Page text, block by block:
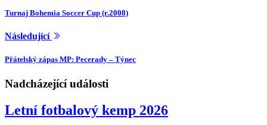
Turnaj Bohemia Soccer Cup (r.2008)
Následující
Přátelský zápas MP: Pecerady – Týnec
Nadcházející události
Letní fotbalový kemp 2026